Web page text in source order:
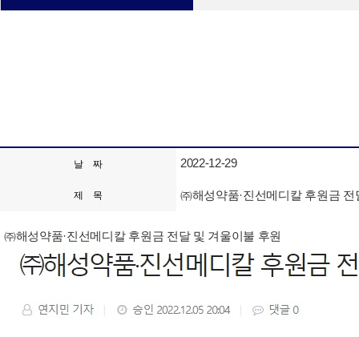
날 짜 2022-12-29
제 목 ㈜해성약품·진선메디칼 후원금
㈜해성약품·진선메디칼 후원금 전달 및 겨울이불 후원